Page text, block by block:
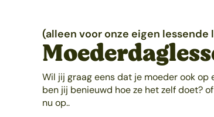
(alleen voor onze eigen lessende
Wil jij graag eens dat je moeder ook
ben jij benieuwd hoe ze het zelf doet?
nu op..